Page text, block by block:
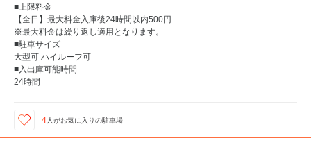
■上限料金
【全日】最大料金入庫後24時間以内500円
※最大料金は繰り返し適用となります。
■駐車サイズ
大型可 ハイルーフ可
■入出庫可能時間
24時間
4 人がお気に入りの駐車場